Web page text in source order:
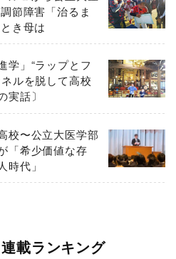
節障害「治るま
き母は
学」“ラップとフ
ルを脱して高校
実話〕
校〜公立大医学部
「希少価値な存
時代」
載ランキング